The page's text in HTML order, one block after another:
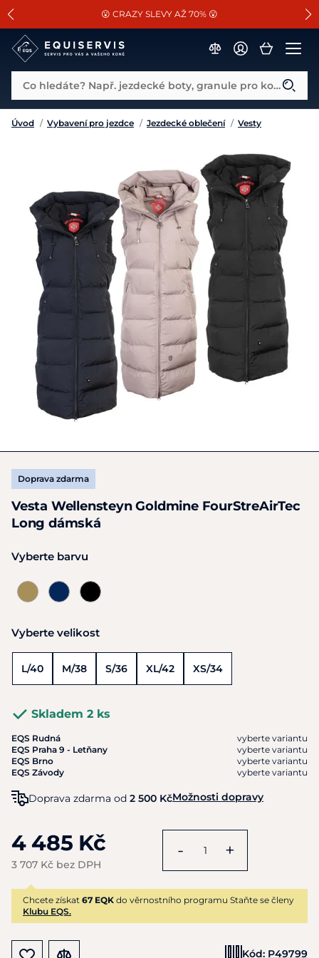
SLEVA 13% na vše od Cassini!
😮 CRAZY SLEVY AŽ 70% 😮
📐Pasování a doplňky k vybraným sedlům ZDARMA 🐴
Co hledáte? Např. jezdecké boty, granule pro koně...
Úvod / Vybavení pro jezdce / Jezdecké oblečení / Vesty
Doprava zdarma
Vesta Wellensteyn Goldmine FourStreAirTec
Long dámská
Vyberte barvu
Vyberte velikost
L/40 M/38 S/36 XL/42 XS/34
Skladem 2 ks
EQS Rudná
vyberte variantu
EQS Praha 9 - Letňany
vyberte variantu
EQS Brno
vyberte variantu
EQS Závody
vyberte variantu
Doprava zdarma od 2 500 KčMožnosti dopravy
4 485 Kč
3 707 Kč bez DPH
- +
Chcete získat 67 EQK do věrnostního programu Staňte se členy
Klubu EQS.
Kód: P49799